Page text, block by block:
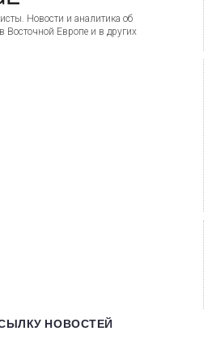
Новости и аналитика об
Восточной Европе и в других
НОВОСТЕЙ